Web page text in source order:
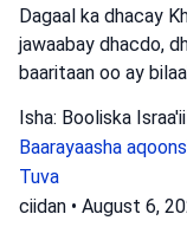
Dagaal ka dhacay
jawaabay dhacdo,
baaritaan oo ay
Isha: Booliska
Baarayaasha
Tuva
ciidan • August 6,